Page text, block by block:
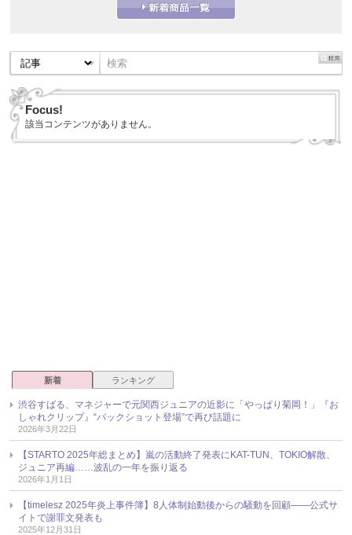
Focus!
該当コンテンツがありません。
新着 ランキング
渋谷すばる、マネジャーで元関西ジュニアの近影に「やっぱり菊岡！」『お
しゃれクリップ』“バックショット登場”で再び話題に
2026年3月22日
【STARTO 2025年総まとめ】嵐の活動終了発表にKAT-TUN、TOKIO解散、
ジュニア再編……波乱の一年を振り返る
2026年1月1日
【timelesz 2025年炎上事件簿】8人体制始動後からの騒動を回顧――公式サ
イトで謝罪文発表も
2025年12月31日